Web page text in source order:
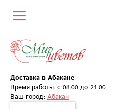
Доставка в Абакане
Время работы: с 08:00 до 21:00
Ваш город: Абакан